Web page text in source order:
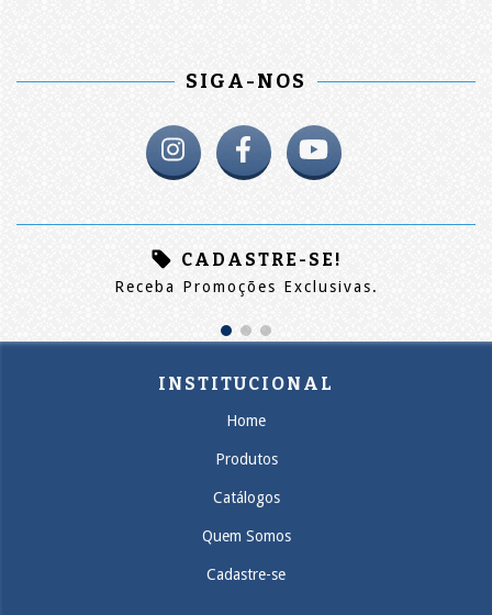
SIGA-NOS
CADASTRE-SE!
Receba Promoções Exclusivas.
INSTITUCIONAL
Home
Produtos
Catálogos
Quem Somos
Cadastre-se